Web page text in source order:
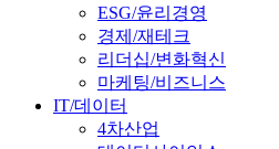
ESG/윤리경영
경제/재테크
리더십/변화혁신
마케팅/비즈니스
IT/데이터
4차산업